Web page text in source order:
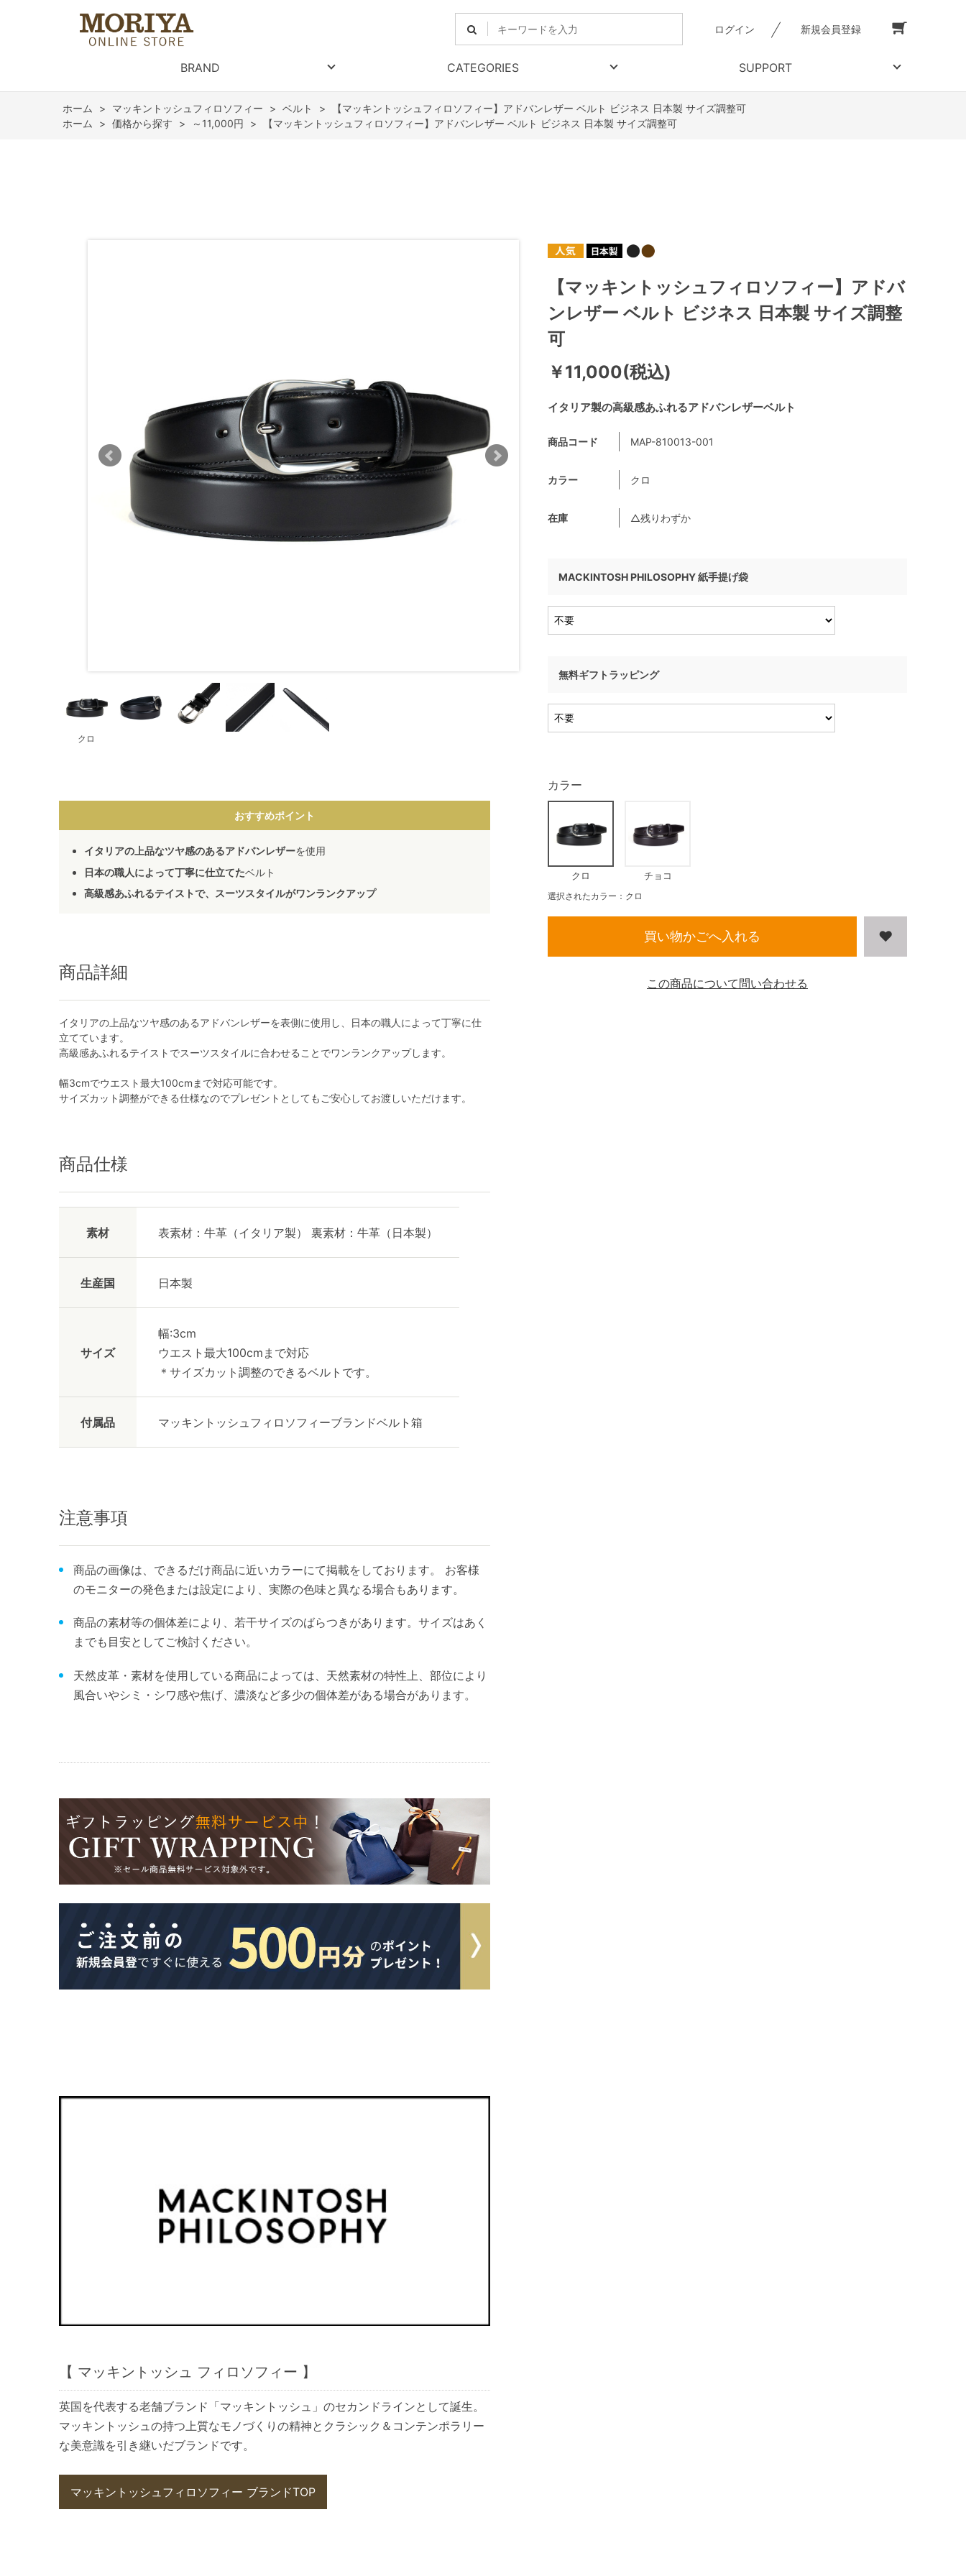
ログイン 新規会員登録
BRAND CATEGORIES SUPPORT
ホーム > マッキントッシュフィロソフィー > ベルト >
【マッキントッシュフィロソフィー】アドバンレザー ベルト ビジネス 日本製 サイズ調整可
ホーム
> 価格から探す > ～11,000円 > 【マッキントッシュフィロソフィー】アドバンレザー ベルト ビジネス 日本製 サイズ調整可
クロ
おすすめポイント
イタリアの上品なツヤ感のあるアドバンレザーを使用
日本の職人によって丁寧に仕立てたベルト
高級感あふれるテイストで、スーツスタイルがワンランクアップ
商品詳細
イタリアの上品なツヤ感のあるアドバンレザーを表側に使用し、日本の職人によって丁寧に仕
立てています。
高級感あふれるテイストでスーツスタイルに合わせることでワンランクアップします。
幅3cmでウエスト最大100cmまで対応可能です。
サイズカット調整ができる仕様なのでプレゼントとしてもご安心してお渡しいただけます。
商品仕様
素材 表素材：牛革（イタリア製） 裏素材：牛革（日本製）
生産国 日本製
サイズ
幅:3cm
ウエスト最大100cmまで対応
＊サイズカット調整のできるベルトです。
付属品 マッキントッシュフィロソフィーブランドベルト箱
注意事項
商品の画像は、できるだけ商品に近いカラーにて掲載をしております。 お客様
のモニターの発色または設定により、実際の色味と異なる場合もあります。
商品の素材等の個体差により、若干サイズのばらつきがあります。サイズはあく
までも目安としてご検討ください。
天然皮革・素材を使用している商品によっては、天然素材の特性上、部位により
風合いやシミ・シワ感や焦げ、濃淡など多少の個体差がある場合があります。
【 マッキントッシュ フィロソフィー 】
英国を代表する老舗ブランド「マッキントッシュ」のセカンドラインとして誕生。
マッキントッシュの持つ上質なモノづくりの精神とクラシック＆コンテンポラリー
な美意識を引き継いだブランドです。
マッキントッシュフィロソフィー ブランドTOP
イタリア製の高級感あふれるアドバンレザーベルト
【マッキントッシュフィロソフィー】アドバ
ンレザー ベルト ビジネス 日本製 サイズ調整
可
￥11,000(税込)
商品コード MAP-810013-001
カラー クロ
在庫 △残りわずか
MACKINTOSH PHILOSOPHY 紙手提げ袋
無料ギフトラッピング
カラー
クロ チョコ
選択されたカラー：クロ
買い物かごへ入れる
この商品について問い合わせる